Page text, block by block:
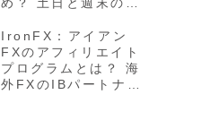
め？ 土日と週末の過
版を解説
IronFX：アイアン
FXのアフィリエイト
プログラムとは？ 海
外FXのIBパートナー